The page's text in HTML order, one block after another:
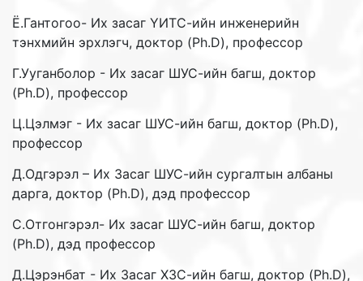
Ё.Гантогоо- Их засаг ҮИТС-ийн инженерийн
тэнхмийн эрхлэгч, доктор (Ph.D), профессор
Г.Ууганболор - Их засаг ШУС-ийн багш, доктор
(Ph.D), профессор
Ц.Цэлмэг - Их засаг ШУС-ийн багш, доктор (Ph.D),
профессор
Д.Одгэрэл – Их Засаг ШУС-ийн сургалтын албаны
дарга, доктор (Ph.D), дэд профессор
С.Отгонгэрэл- Их засаг ШУС-ийн багш, доктор
(Ph.D), дэд профессор
Д.Цэрэнбат - Их Засаг ХЗС-ийн багш, доктор (Ph.D),